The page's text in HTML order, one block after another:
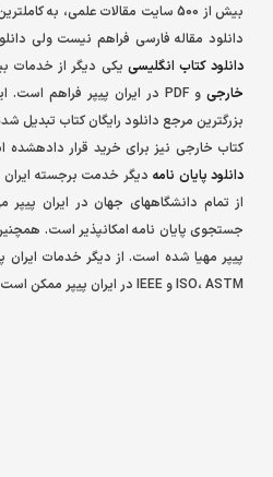
بیش از 500 سایت مقالات علمی، به
دانلود مقاله فارسی فراهم نیست ولی
دانلود کتاب انگلیسی یکی دیگر از خدمات
خارجی
کتاب خارجی نیز برای خرید قرار دادهشده
دانلود پایان نامه دیگر خدمت برجسته ایران
پیپر مهیا شده است. از دیگر خدمات ایران
ISO، ASTM و IEEE در ایران پیپر ممکن است. با ایران پیپر دیگر نگران دسترسی به هیچ نوع سندی نخواهید بود.